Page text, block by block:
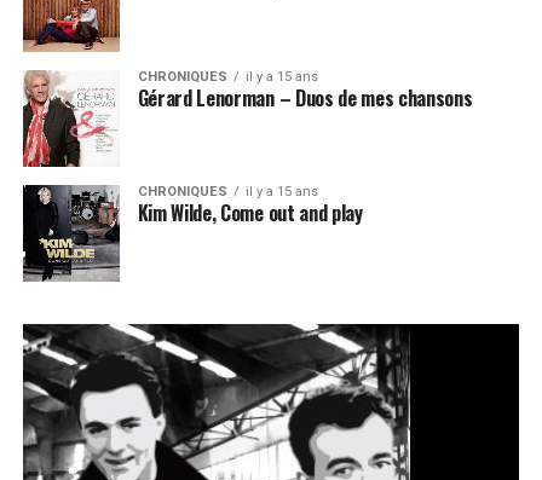
CHRONIQUES il y a 15 ans
Gérard Lenorman – Duos de mes chansons
CHRONIQUES il y a 15 ans
Kim Wilde, Come out and play